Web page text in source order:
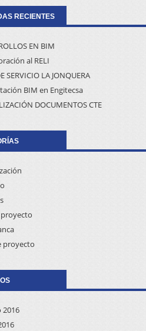
RECIENTES
EN BIM
al RELI
SERVICIO LA JONQUERA
BIM en Engitecsa
DOCUMENTOS CTE
proyecto
2016